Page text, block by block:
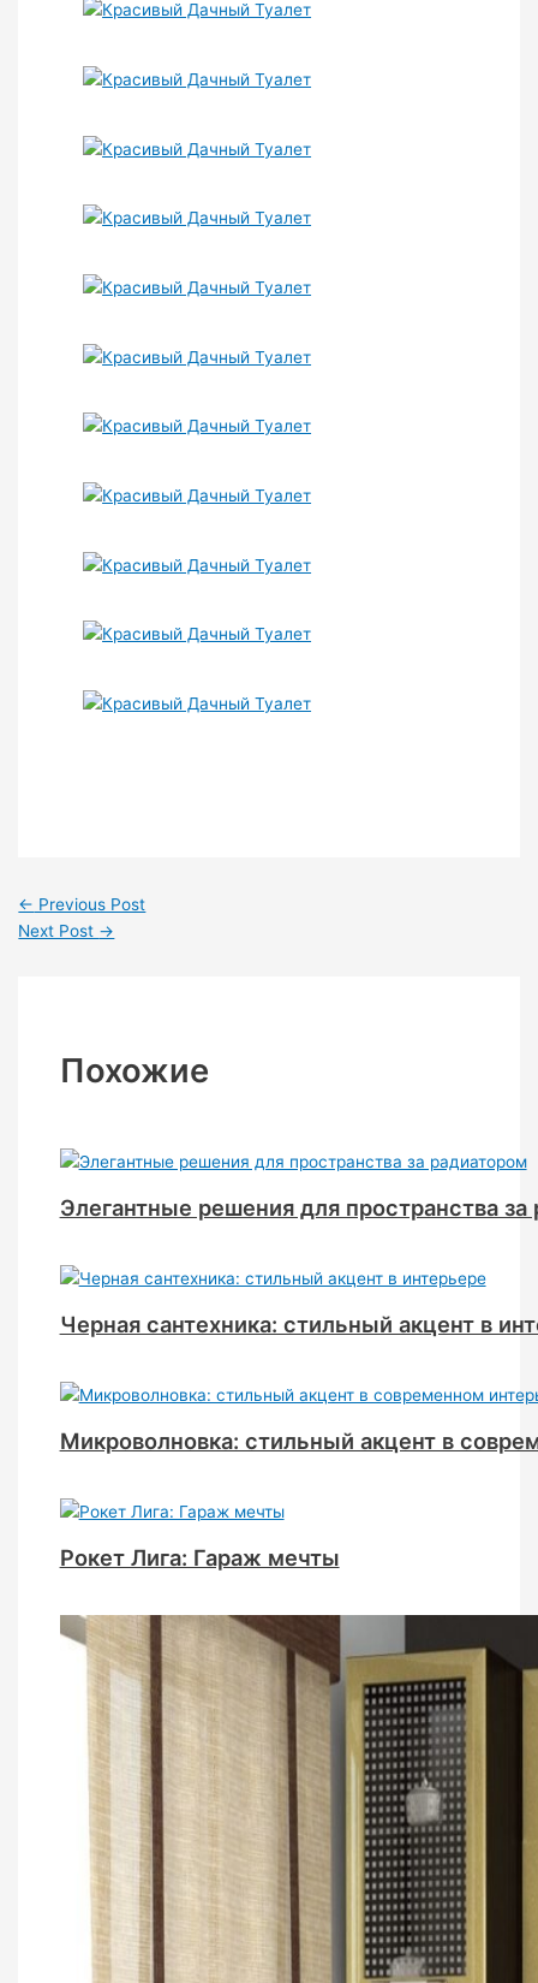
← Previous Post
Next Post →
Похожие
Элегантные решения для пространства за
Черная сантехника: стильный акцент в
Микроволновка: стильный акцент в
Рокет Лига: Гараж мечты